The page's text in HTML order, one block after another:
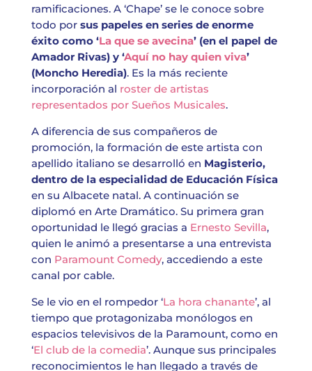
ramificaciones. A ‘Chape’ se le conoce sobre
todo por sus papeles en series de enorme
éxito como ‘La que se avecina’ (en el papel de
Amador Rivas) y ‘Aquí no hay quien viva’
(Moncho Heredia). Es la más reciente
incorporación al roster de artistas
representados por Sueños Musicales.
A diferencia de sus compañeros de
promoción, la formación de este artista con
apellido italiano se desarrolló en Magisterio,
dentro de la especialidad de Educación Física
en su Albacete natal. A continuación se
diplomó en Arte Dramático. Su primera gran
oportunidad le llegó gracias a Ernesto Sevilla,
quien le animó a presentarse a una entrevista
con Paramount Comedy, accediendo a este
canal por cable.
Se le vio en el rompedor ‘La hora chanante’, al
tiempo que protagonizaba monólogos en
espacios televisivos de la Paramount, como en
‘El club de la comedia’. Aunque sus principales
reconocimientos le han llegado a través de